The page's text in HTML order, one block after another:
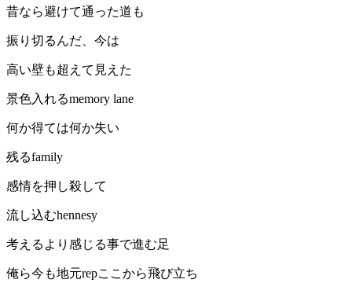
昔なら避けて通った道も
振り切るんだ、今は
高い壁も超えて見えた
景色入れるmemory lane
何か得ては何か失い
残るfamily
感情を押し殺して
流し込むhennesy
考えるより感じる事で進む足
俺ら今も地元repここから飛び立ち